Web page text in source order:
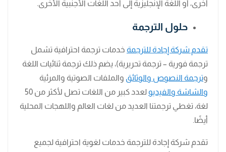
أخرى، أو اللغة الإنجليزية إلى أحد اللغات الأجنبية الأخرى.
حلول الترجمة
تقدم شركة إجادة للترجمة خدمات ترجمة احترافية تشمل
ترجمة فورية – ترجمة تحريرية)، يضم ذلك ترجمة ثنائيات اللغة
وترجمة النصوص والوثائق والملفات الصوتية والمرئية
والشاشة والفيديو
لعدد كبير من اللغات تصل لأكثر من 50
لغة، تغطي ترجمتنا العديد من لغات العالم واللهجات المحلية
أيضًا.
تقدم شركة إجادة للترجمة خدمات لغوية احترافية لجميع